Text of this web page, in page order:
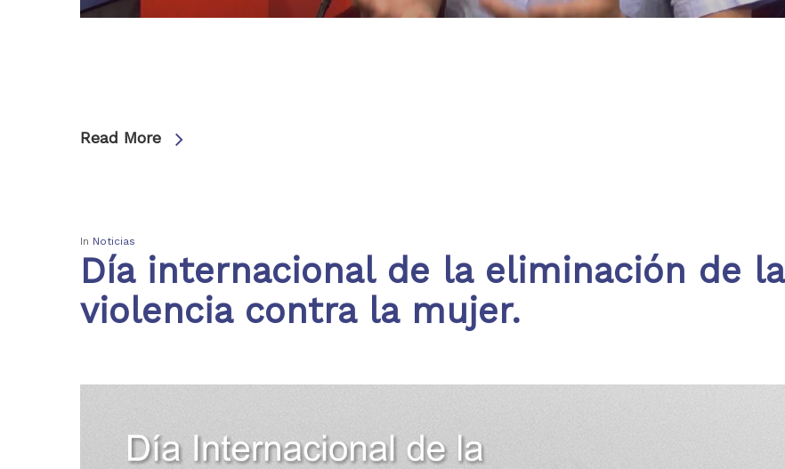
Read More
In Noticias
Día internacional de la eliminación de la
violencia contra la mujer.